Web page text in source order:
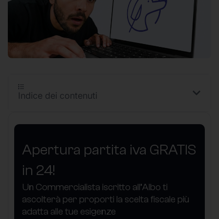
Apertura partita iva GRATIS
in 24!
Un Commercialista iscritto all’Albo ti
ascolterà per proporti la scelta fiscale più
adatta alle tue esigenze
Indice dei contenuti